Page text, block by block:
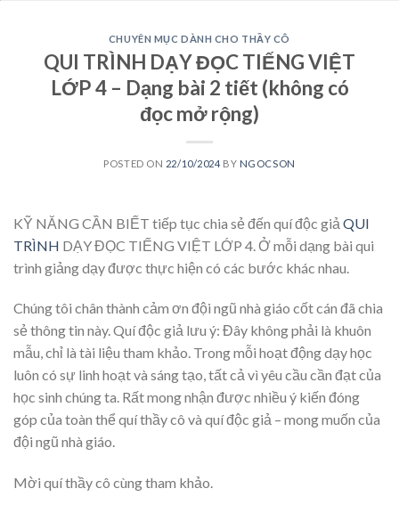
CHUYÊN MỤC DÀNH CHO THẦY CÔ
QUI TRÌNH DẠY ĐỌC TIẾNG VIỆT
LỚP 4 – Dạng bài 2 tiết (không có
đọc mở rộng)
POSTED ON 22/10/2024 BY NGOCSON
KỸ NĂNG CẦN BIẾT tiếp tục chia sẻ đến quí độc giả QUI
TRÌNH DẠY ĐỌC TIẾNG VIỆT LỚP 4. Ở mỗi dạng bài qui
trình giảng dạy được thực hiện có các bước khác nhau.
Chúng tôi chân thành cảm ơn đội ngũ nhà giáo cốt cán đã chia
sẻ thông tin này. Quí độc giả lưu ý: Đây không phải là khuôn
mẫu, chỉ là tài liệu tham khảo. Trong mỗi hoạt động dạy học
luôn có sự linh hoạt và sáng tạo, tất cả vì yêu cầu cần đạt của
học sinh chúng ta. Rất mong nhận được nhiều ý kiến đóng
góp của toàn thể quí thầy cô và quí độc giả – mong muốn của
đội ngũ nhà giáo.
Mời quí thầy cô cùng tham khảo.